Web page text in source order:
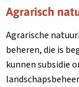
Agrarisch
Agrarische
beheren, die is
kunnen subsidie